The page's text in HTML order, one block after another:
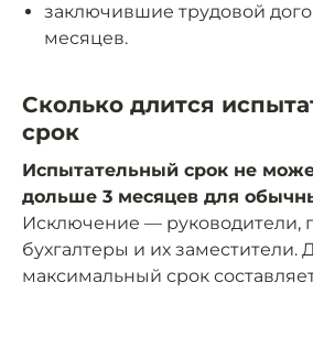
заключившие трудовой
месяцев.
Сколько длится
срок
Испытательный срок не
дольше 3 месяцев для
Исключение — руководители,
бухгалтеры и их заместители.
максимальный срок